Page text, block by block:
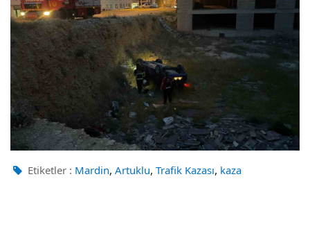
Etiketler : Mardin, Artuklu, Trafik Kazası, kaza